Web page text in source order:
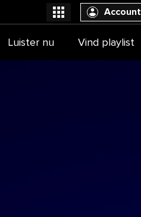
United States
Account
Luister nu Vind playlist